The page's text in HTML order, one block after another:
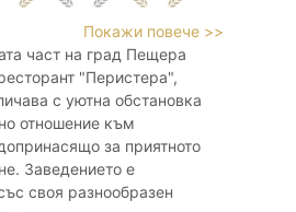
Покажи повече >>
част на град Пещера
"Перистера",
с уютна обстановка
отношение към
за приятното
Заведението е
своя разнообразен